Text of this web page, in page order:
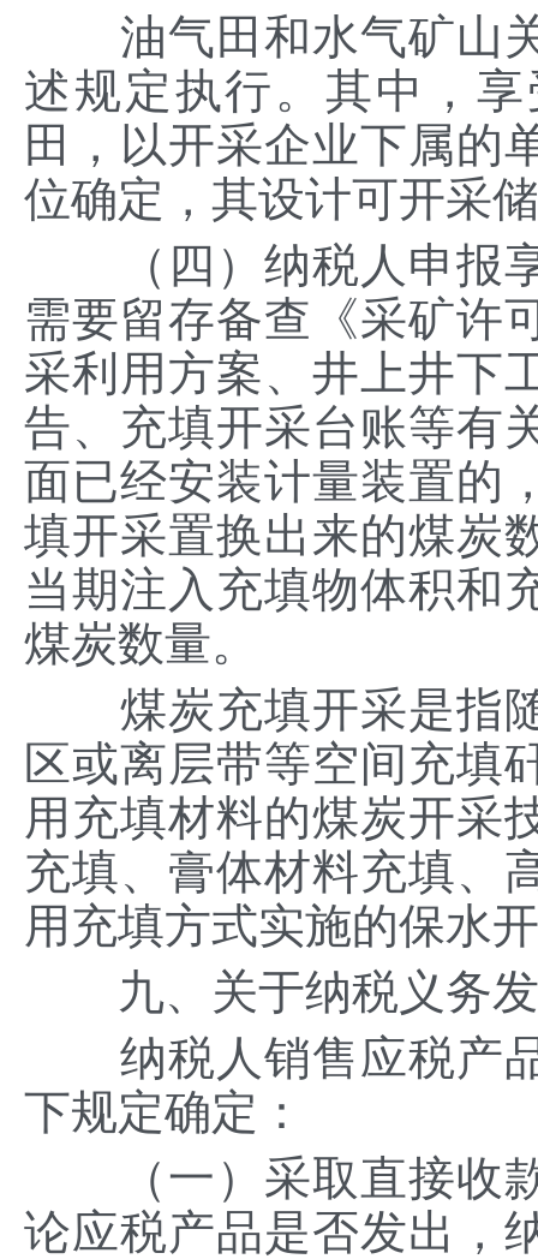
油气田和水气矿山关
述规定执行。其中，
田，以开采企业下属的
位确定，其设计可开采
（四）纳税人申报享
需要留存备查《采矿许
采利用方案、井上井下
告、充填开采台账等有
面已经安装计量装置的
填开采置换出来的煤炭
当期注入充填物体积和
煤炭数量。
煤炭充填开采是指随
区或离层带等空间充填
用充填材料的煤炭开采
充填、膏体材料充填、
用充填方式实施的保水
九、关于纳税义务发
纳税人销售应税产品
下规定确定：
（一）采取直接收款
论应税产品是否发出，